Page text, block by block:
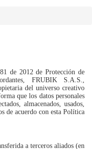
de 2012 de Protección de
FRUBIK S.A.S.,
del universo creativo
que los datos personales
almacenados, usados,
de acuerdo con esta Política
a terceros aliados (en